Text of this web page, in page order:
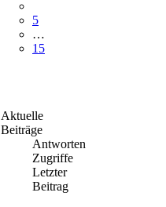
5
…
15
Aktuelle
Beiträge
Antworten
Zugriffe
Letzter
Beitrag